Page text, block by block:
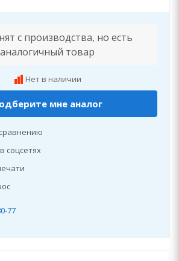
с производства, но есть
аналогичный товар
Нет в наличии
мне аналог
соцсетях
77